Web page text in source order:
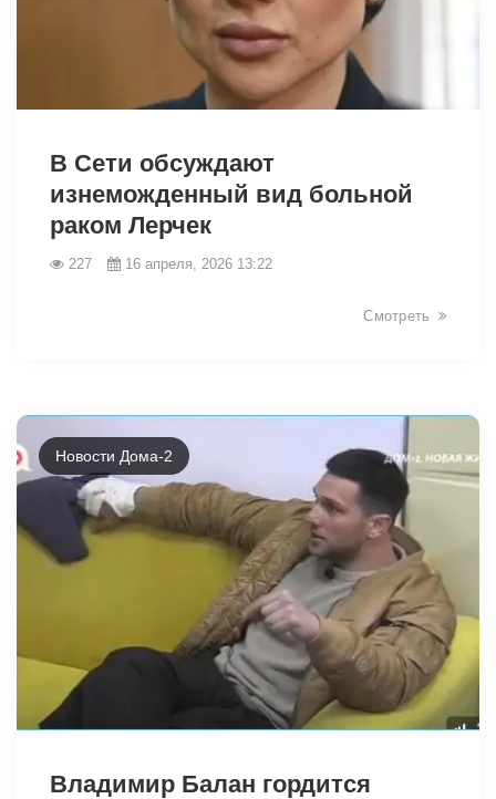
В Сети обсуждают
изнеможденный вид больной
раком Лерчек
227 16 апреля, 2026 13:22
Смотреть
Новости Дома-2
Владимир Балан гордится